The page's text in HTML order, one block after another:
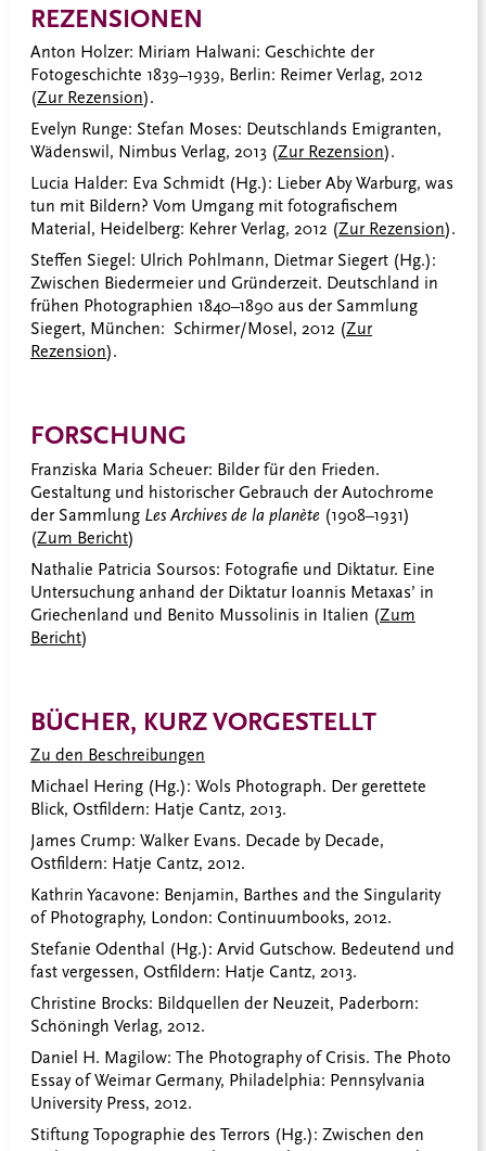
REZENSIONEN
Anton Holzer: Miriam Halwani: Geschichte der
Fotogeschichte 1839–1939, Berlin: Reimer Verlag, 2012
(Zur Rezension).
Evelyn Runge: Stefan Moses: Deutschlands Emigranten,
Wädenswil, Nimbus Verlag, 2013 (Zur Rezension).
Lucia Halder: Eva Schmidt (Hg.): Lieber Aby Warburg, was
tun mit Bildern? Vom Umgang mit fotografischem
Material, Heidelberg: Kehrer Verlag, 2012 (Zur Rezension).
Steffen Siegel: Ulrich Pohlmann, Dietmar Siegert (Hg.):
Zwischen Biedermeier und Gründerzeit. Deutschland in
frühen Photographien 1840–1890 aus der Sammlung
Siegert, München: Schirmer/Mosel, 2012 (Zur
Rezension).
FORSCHUNG
Franziska Maria Scheuer: Bilder für den Frieden.
Gestaltung und historischer Gebrauch der Autochrome
der Sammlung Les Archives de la planète (1908–1931)
(Zum Bericht)
Nathalie Patricia Soursos: Fotografie und Diktatur. Eine
Untersuchung anhand der Diktatur Ioannis Metaxas’ in
Griechenland und Benito Mussolinis in Italien (Zum
Bericht)
BÜCHER, KURZ VORGESTELLT
Zu den Beschreibungen
Michael Hering (Hg.): Wols Photograph. Der gerettete
Blick, Ostfildern: Hatje Cantz, 2013.
James Crump: Walker Evans. Decade by Decade,
Ostfildern: Hatje Cantz, 2012.
Kathrin Yacavone: Benjamin, Barthes and the Singularity
of Photography, London: Continuumbooks, 2012.
Stefanie Odenthal (Hg.): Arvid Gutschow. Bedeutend und
fast vergessen, Ostfildern: Hatje Cantz, 2013.
Christine Brocks: Bildquellen der Neuzeit, Paderborn:
Schöningh Verlag, 2012.
Daniel H. Magilow: The Photography of Crisis. The Photo
Essay of Weimar Germany, Philadelphia: Pennsylvania
University Press, 2012.
Stiftung Topographie des Terrors (Hg.): Zwischen den